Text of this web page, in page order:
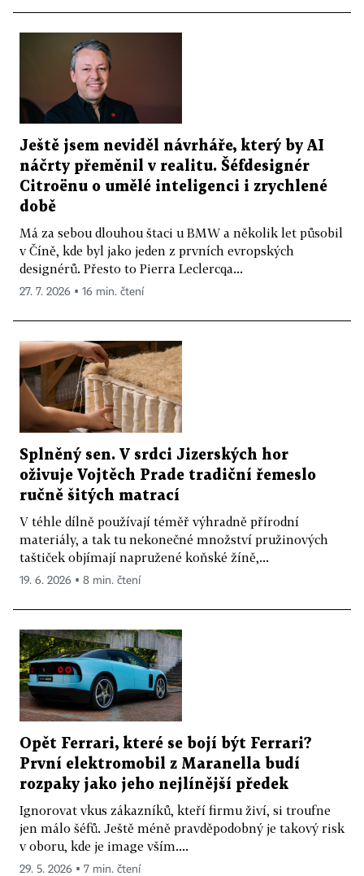
Ještě jsem neviděl návrháře, který by AI
náčrty přeměnil v realitu. Šéfdesignér
Citroënu o umělé inteligenci i zrychlené
době
Má za sebou dlouhou štaci u BMW a několik let působil
v Číně, kde byl jako jeden z prvních evropských
designérů. Přesto to Pierra Leclercqa...
27. 7. 2026 ▪ 16 min. čtení
Splněný sen. V srdci Jizerských hor
oživuje Vojtěch Prade tradiční řemeslo
ručně šitých matrací
V téhle dílně používají téměř výhradně přírodní
materiály, a tak tu nekonečné množství pružinových
taštiček objímají napružené koňské žíně,...
19. 6. 2026 ▪ 8 min. čtení
Opět Ferrari, které se bojí být Ferrari?
První elektromobil z Maranella budí
rozpaky jako jeho nejlínější předek
Ignorovat vkus zákazníků, kteří firmu živí, si troufne
jen málo šéfů. Ještě méně pravděpodobný je takový risk
v oboru, kde je image vším....
29. 5. 2026 ▪ 7 min. čtení